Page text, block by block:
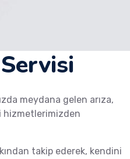
meydana gelen arıza,
hizmetlerimizden
takip ederek, kendini